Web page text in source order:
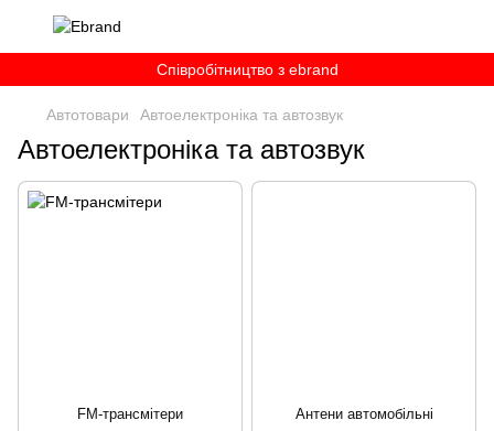
Співробітництво з ebrand
Автотовари Автоелектроніка та автозвук
Автоелектроніка та автозвук
FM-трансмітери Антени автомобільні